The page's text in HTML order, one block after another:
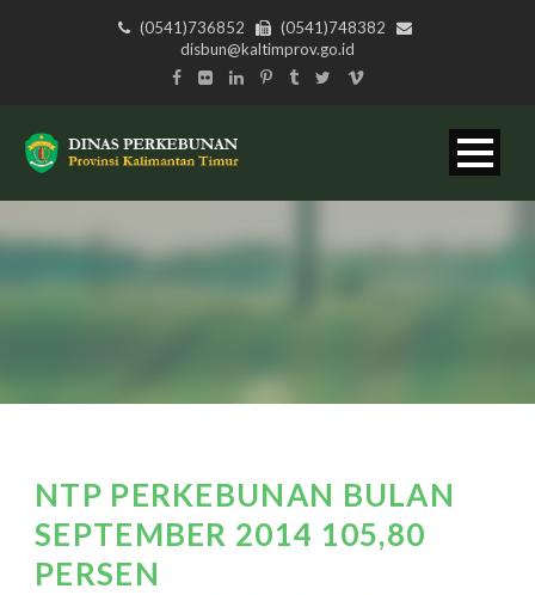
(0541)736852
(0541)748382
disbun@kaltimprov.go.id
NTP PERKEBUNAN BULAN
SEPTEMBER 2014 105,80
PERSEN